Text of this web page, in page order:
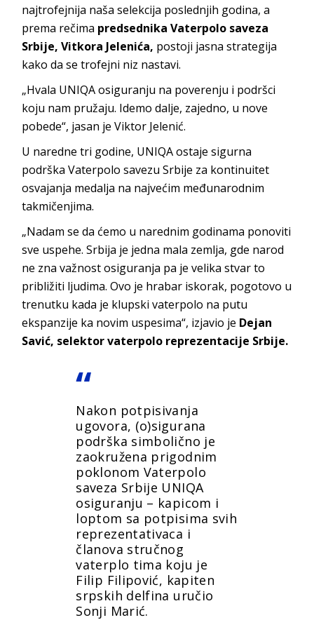
najtrofejnija naša selekcija poslednjih godina, a
prema rečima predsednika Vaterpolo saveza
Srbije, Vitkora Jelenića, postoji jasna strategija
kako da se trofejni niz nastavi.
„Hvala UNIQA osiguranju na poverenju i podršci
koju nam pružaju. Idemo dalje, zajedno, u nove
pobede“, jasan je Viktor Jelenić.
U naredne tri godine, UNIQA ostaje sigurna
podrška Vaterpolo savezu Srbije za kontinuitet
osvajanja medalja na najvećim međunarodnim
takmičenjima.
„Nadam se da ćemo u narednim godinama ponoviti
sve uspehe. Srbija je jedna mala zemlja, gde narod
ne zna važnost osiguranja pa je velika stvar to
približiti ljudima. Ovo je hrabar iskorak, pogotovo u
trenutku kada je klupski vaterpolo na putu
ekspanzije ka novim uspesima“, izjavio je Dejan
Savić, selektor vaterpolo reprezentacije Srbije.
Nakon potpisivanja
ugovora, (o)sigurana
podrška simbolično je
zaokružena prigodnim
poklonom Vaterpolo
saveza Srbije UNIQA
osiguranju – kapicom i
loptom sa potpisima svih
reprezentativaca i
članova stručnog
vaterplo tima koju je
Filip Filipović, kapiten
srpskih delfina uručio
Sonji Marić.